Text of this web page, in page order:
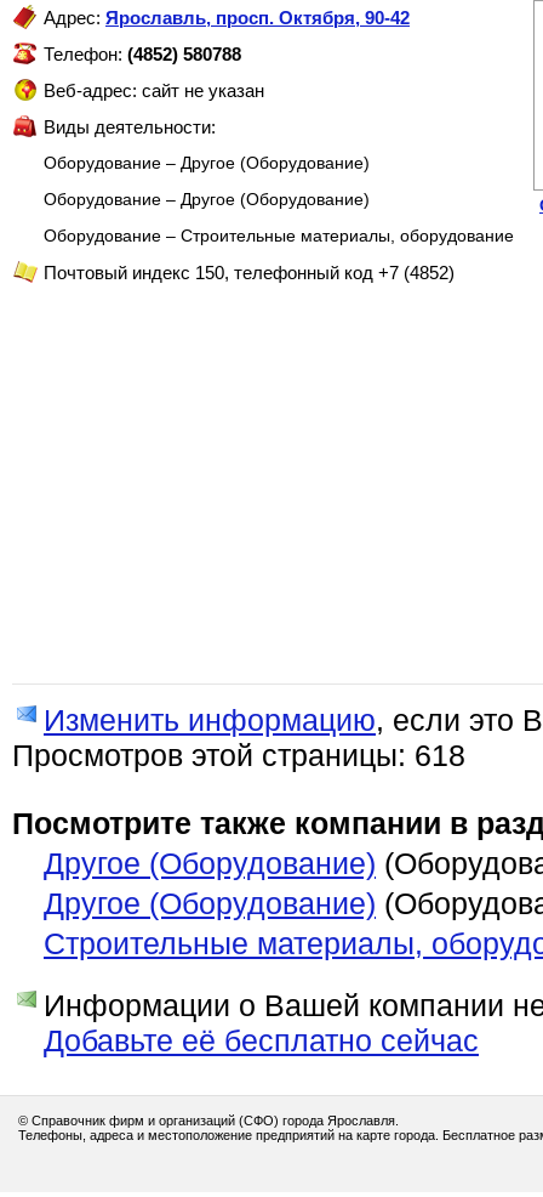
Адрес: Ярославль, просп. Октября, 90-42
Телефон: (4852) 580788
Веб-адрес: сайт не указан
Виды деятельности:
Оборудование – Другое (Оборудование)
Оборудование – Другое (Оборудование)
Оборудование – Строительные материалы, оборудование
Почтовый индекс 150, телефонный код +7 (4852)
Изменить информацию, если это
Просмотров этой страницы: 618
Посмотрите также компании в
Другое (Оборудование)
Другое (Оборудование)
Строительные материалы,
Информации о Вашей компании
Добавьте её бесплатно сейчас
© Справочник фирм и организаций (СФО) города Ярославля.
Телефоны, адреса и местоположение предприятий на карте города. Бесплатное